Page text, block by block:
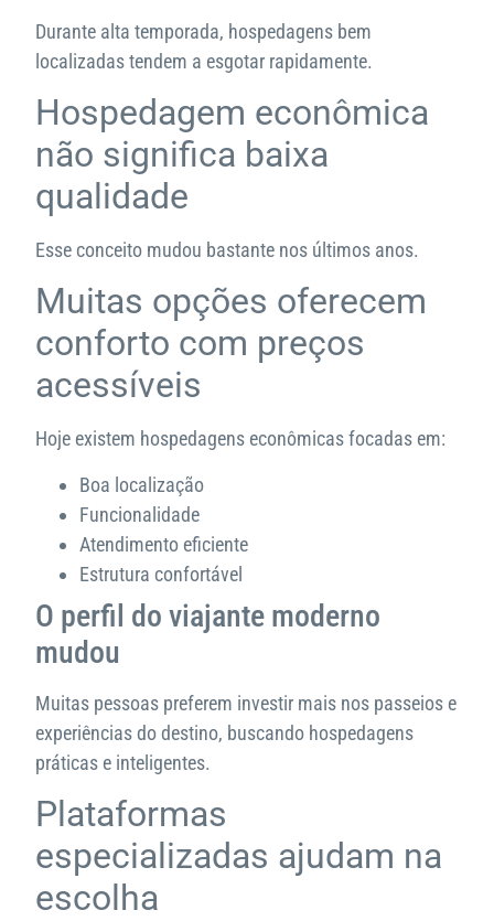
Durante alta temporada, hospedagens bem
localizadas tendem a esgotar rapidamente.
Hospedagem econômica
não significa baixa
qualidade
Esse conceito mudou bastante nos últimos anos.
Muitas opções oferecem
conforto com preços
acessíveis
Hoje existem hospedagens econômicas focadas em:
Boa localização
Funcionalidade
Atendimento eficiente
Estrutura confortável
O perfil do viajante moderno
mudou
Muitas pessoas preferem investir mais nos passeios e
experiências do destino, buscando hospedagens
práticas e inteligentes.
Plataformas
especializadas ajudam na
escolha